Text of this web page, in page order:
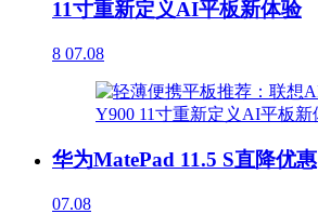
11寸重新定义AI平板新体验
8 07.08
华为MatePad 11.5 S直降优惠
07.08